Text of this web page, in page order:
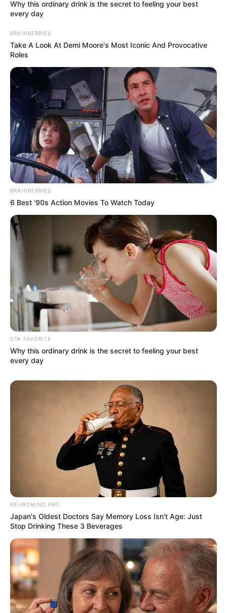
เสาร์ห้ามใช้ฤกษ์นี้
เดือนกันยายน
วันอาทิตย์ ที่ 1 เวลา 06.09 – 13.45 น. คนเกิดวัน
ศุกร์ห้ามใช้ฤกษ์นี้
วันพฤหัสบดีที่ 5 เวลา 09.25 – 14.45 น.คนเกิดวัน
เสาร์ห้ามใช้ฤกษ์นี้
วันพฤหัสบดีที่ 12 เวลา 04.15 – 06.05 น.คนเกิดวัน
เสาร์ห้ามใช้ฤกษ์นี้
วันศุกร์ที่ 13 เวลา 06.35 -15.45 น. คนเกิดวันพุธ
กลางคืนห้ามใช้ฤกษ์นี้
วันอาทิตย์ 15 เวลา 06.09 – 14.25 น.คนเกิดวันศุกร์
วันศุกร์ที่ 27 เวลา 12.25-16.45 น.คนเกิดวันพุธ
กลางคืนห้ามใช้ฤกษ์นี้
เดือนตุลาคม
วันพฤหัสบดีที่ 3 เวลา 12.25-16.45 น. คนเกิดวัน
เสาร์ห้ามใช้ฤกษ์นี้
วันอังคารที่ 8 เวลา 09.15-16.15 น. คนเกิดวันจันทร์
ห้ามใช้ฤกษ์นี้
วันพุธที่ 9 เวลา 06.25-15.45 น. คนเกิดวันอังคาร
วันศุกร์ที่ 18 เวลา 09.15-15.45 น. คนเกิดวันพุธ
กลางคืนห้ามใช้ฤกษ์นี้
วันพุธที่ 30 เวลา19.25-23.45 น คนเกิดวันอังคาร
เดือนพฤศจิกายน
วันอังคารที่ 5 เวลา 08.25 – 14.55 น.คนเกิดวัน
จันทร์ห้ามใช้ฤกษ์นี้
วันพุธที่ 6 เวลา12.45 – 15.55 น. คนเกิดวันอังคาร
ห้ามใช้ฤกษ์นี้
Why this ordinary drink is the secret to feeling your best
every day
BRAINBERRIES
Take A Look At Demi Moore's Most Iconic And Provocative
Roles
BRAINBERRIES
6 Best '90s Action Movies To Watch Today
CTA FAVORITE
Why this ordinary drink is the secret to feeling your best
every day
NEUROMIND PRO
Japan's Oldest Doctors Say Memory Loss Isn't Age: Just
Stop Drinking These 3 Beverages